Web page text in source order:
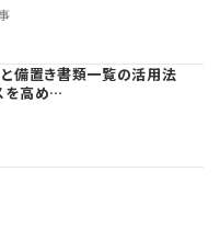
備置き書類一覧の活用法
を高め…